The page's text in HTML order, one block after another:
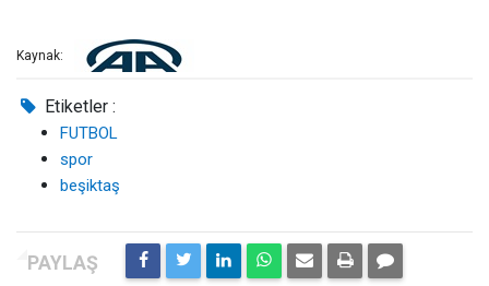
Kaynak:
Etiketler :
FUTBOL
spor
beşiktaş